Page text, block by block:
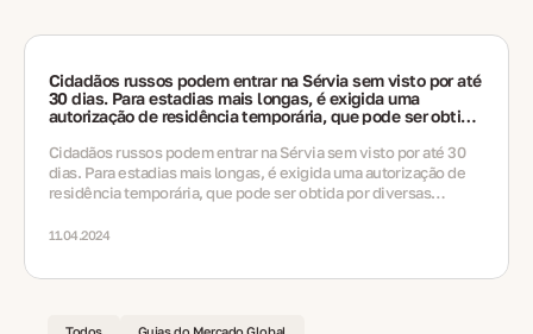
Cidadãos russos podem entrar na Sérvia sem visto por até
30 dias. Para estadias mais longas, é exigida uma
autorização de residência temporária, que pode ser obtida
ou investimento.
Cidadãos russos podem entrar na Sérvia sem visto por até 30
dias. Para estadias mais longas, é exigida uma autorização de
residência temporária, que pode ser obtida por diversas
11.04.2024